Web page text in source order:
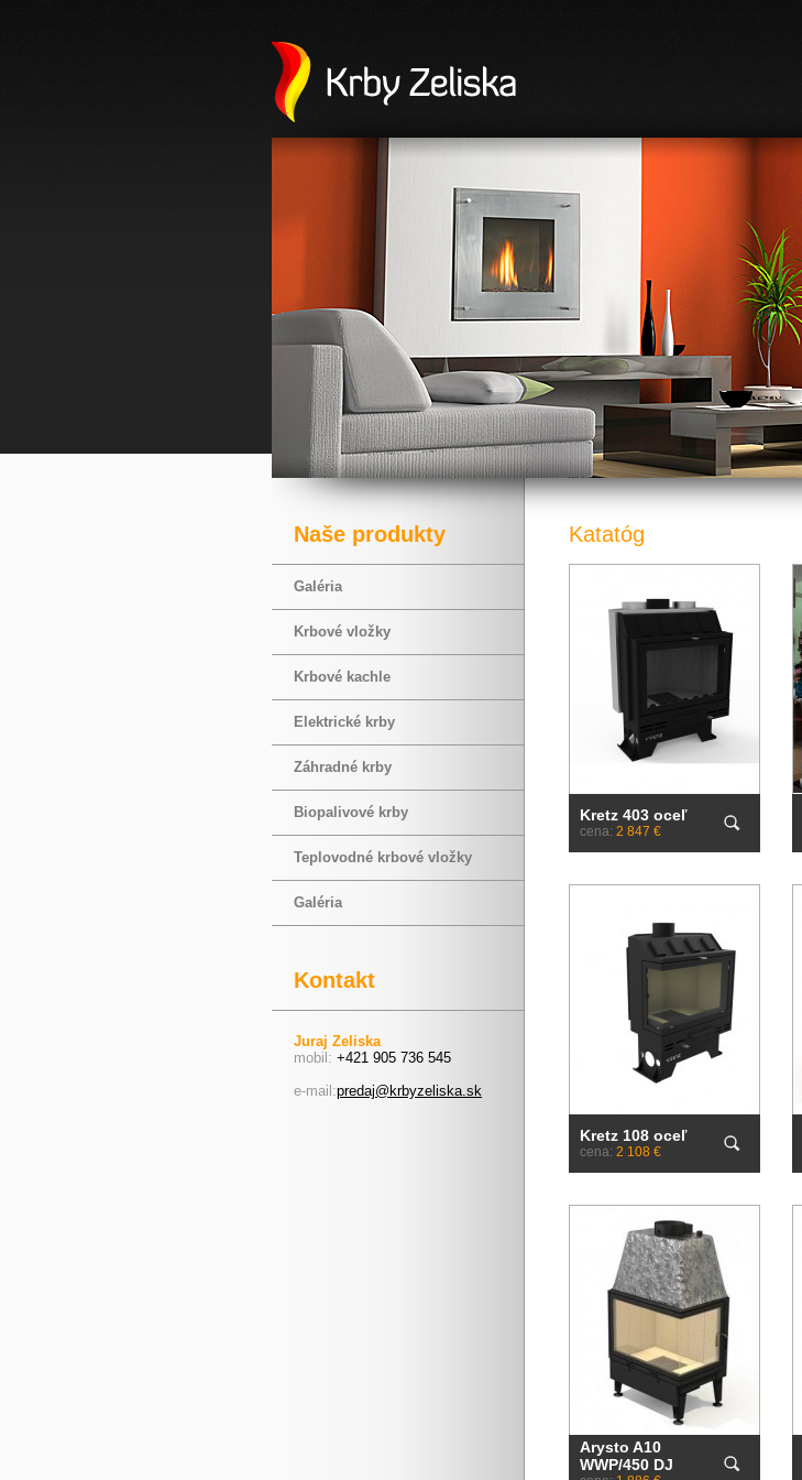
Naše produkty
Galéria
Krbové vložky
Krbové kachle
Elektrické krby
Záhradné krby
Biopalivové krby
Teplovodné krbové vložky
Galéria
Kontakt
Juraj Zeliska
mobil: +421 905 736 545
e-mail:predaj@krbyzeliska.sk
Katatóg
Kretz 403 oceľ
cena: 2 847 €
Kretz 108 oceľ
cena: 2 108 €
Arysto A10
WWP/450 DJ